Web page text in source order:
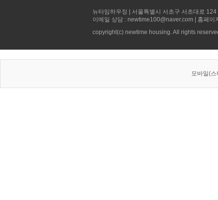
뉴타임하우징 | 서울특별시 서초구 서초대로
이메일 상담 : newtime100@naver.com | 홈페
copyright(c) newtime housing. All rights
모바일(